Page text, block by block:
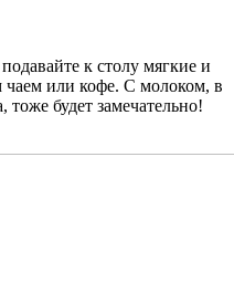
к столу мягкие и
чаем или кофе. С молоком, в
тоже будет замечательно!